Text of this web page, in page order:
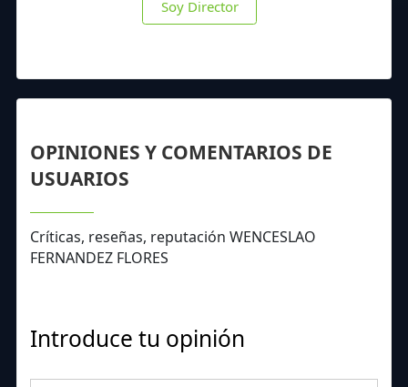
Soy Director
OPINIONES Y COMENTARIOS DE
USUARIOS
Críticas, reseñas, reputación WENCESLAO
FERNANDEZ FLORES
Introduce tu opinión